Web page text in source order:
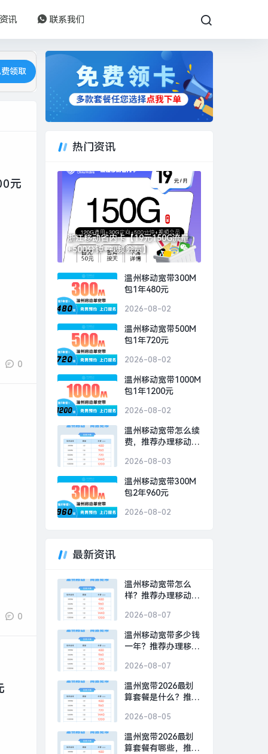
讯 联系我们
领取
元
0
0
热门资讯
浙江移动省内卡【19元150G流量
+500分钟+视频会员】
温州移动宽带300M
包1年480元
2026-08-02
温州移动宽带500M
包1年720元
2026-08-02
温州移动宽带1000M
包1年1200元
2026-08-02
温州移动宽带怎么续
费，推荐办理移动
2026-08-03
温州移动宽带300M
包2年960元
2026-08-02
最新资讯
温州移动宽带怎么
样？推荐办理移动
2026-08-07
温州移动宽带多少钱
一年？推荐办理移动
2026-08-07
温州宽带2026最划
算套餐是什么？推荐
480元
2026-08-05
温州宽带2026最划
算套餐有哪些，推荐